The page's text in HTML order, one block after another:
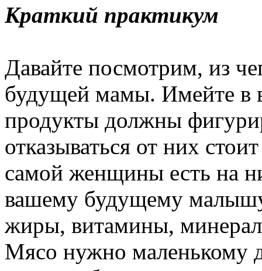
Краткий практикум
Давайте посмотрим, из
будущей мамы. Имейте в
продукты должны
отказываться от них
самой женщины есть на
вашему будущему
жиры, витамины,
Мясо нужно маленькому